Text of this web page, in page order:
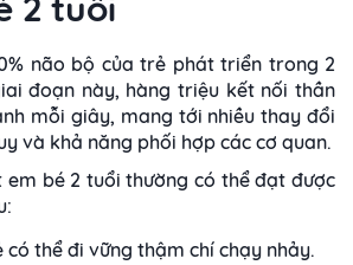
não bộ của trẻ phát triển trong 2
đoạn này, hàng triệu kết nối thần
mỗi giây, mang tới nhiều thay đổi
và khả năng phối hợp các cơ quan.
em bé 2 tuổi thường có thể đạt được
có thể đi vững thậm chí chạy nhảy.